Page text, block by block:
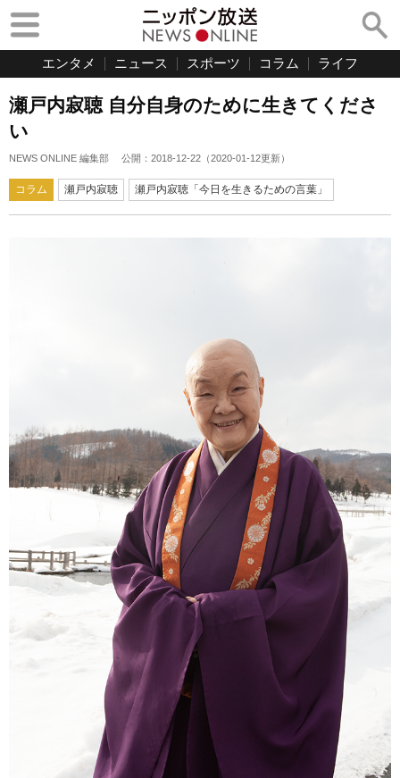
エンタメ ニュース スポーツ コラム ライフ
瀬戸内寂聴 自分自身のために生きてくださ
い
NEWS ONLINE 編集部 公開： 2018-12-22 （2020-01-12更新）
コラム 瀬戸内寂聴 瀬戸内寂聴「今日を生きるための言葉」